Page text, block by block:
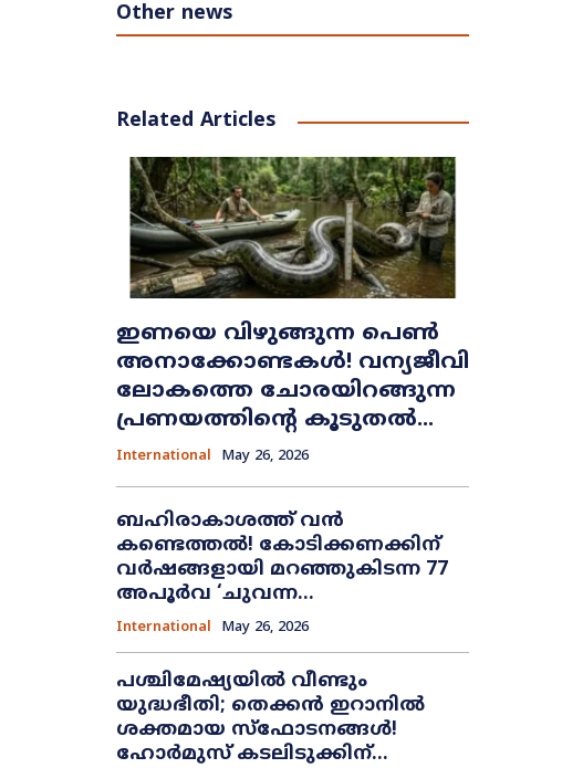
Other news
Related Articles
ഇണയെ വിഴുങ്ങുന്ന പെൺ
അനാക്കോണ്ടകൾ! വന്യജീവി
ലോകത്തെ ചോരയിറങ്ങുന്ന
പ്രണയത്തിന്റെ കൂടുതൽ...
International May 26, 2026
ബഹിരാകാശത്ത് വൻ
കണ്ടെത്തൽ! കോടിക്കണക്കിന്
വർഷങ്ങളായി മറഞ്ഞുകിടന്ന 77
അപൂർവ ‘ചുവന്ന...
International May 26, 2026
പശ്ചിമേഷ്യയിൽ വീണ്ടും
യുദ്ധഭീതി; തെക്കൻ ഇറാനിൽ
ശക്തമായ സ്ഫോടനങ്ങൾ!
ഹോർമുസ് കടലിടുക്കിന്...